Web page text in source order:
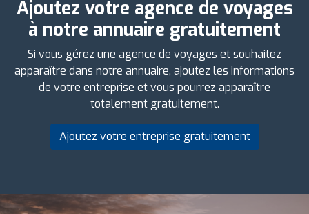
Ajoutez votre agence de voyages
à notre annuaire gratuitement
Si vous gérez une agence de voyages et souhaitez
apparaître dans notre annuaire, ajoutez les informations
de votre entreprise et vous pourrez apparaître
totalement gratuitement.
Ajoutez votre entreprise gratuitement